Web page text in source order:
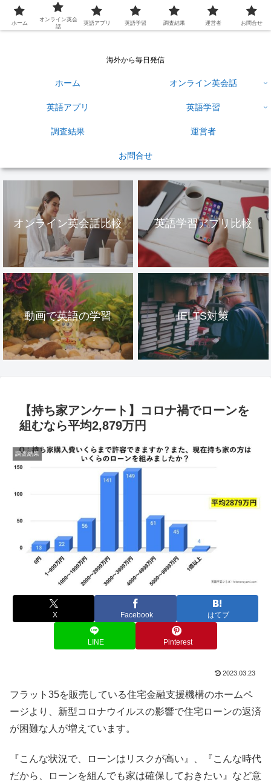
英語学習ひろば
海外から毎日発信
ホーム オンライン英会話
英語アプリ 英語学習
調査結果 運営者
お問合せ
オンライン英会話比較 英語学習アプリ比較
動画で英語の学習 IELTS対策
【持ち家アンケート】コロナ禍でローンを
組むなら平均2,879万円
調査結果
X Facebook はてブ
LINE Pinterest
2023.03.23
フラット35を販売している住宅金融支援機構のホームペ
ージより、新型コロナウイルスの影響で住宅ローンの返済
が困難な人が増えています。
『こんな状況で、ローンはリスクが高い』、『こんな時代
だから、ローンを組んでも家は確保しておきたい』など意
ホーム
オンライン英会
話
英語アプリ 英語学習 調査結果 運営者 お問合せ